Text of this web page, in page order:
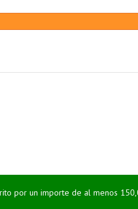
por un importe de al menos